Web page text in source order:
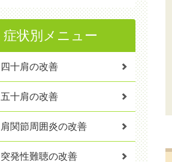
症状別メニュー
四十肩の改善
五十肩の改善
肩関節周囲炎の改善
突発性難聴の改善